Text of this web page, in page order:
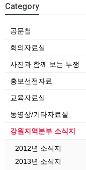
Category
공문철
회의자료실
사진과 함께 보는 투쟁
홍보선전자료
교육자료실
동영상/기타자료실
강원지역본부 소식지
2012년 소식지
2013년 소식지